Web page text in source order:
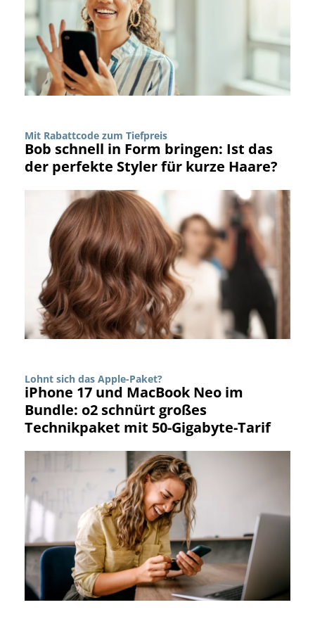
Mit Rabattcode zum Tiefpreis
Bob schnell in Form bringen: Ist das
der perfekte Styler für kurze Haare?
Lohnt sich das Apple-Paket?
iPhone 17 und MacBook Neo im
Bundle: o2 schnürt großes
Technikpaket mit 50-Gigabyte-Tarif